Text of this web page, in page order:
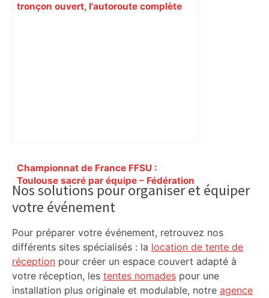
tronçon ouvert, l'autoroute complète
Championnat de France FFSU :
Toulouse sacré par équipe – Fédération
Française de Golf
Primary
Sidebar
Nos solutions pour organiser et équiper
votre événement
Pour préparer votre événement, retrouvez nos
différents sites spécialisés : la location de tente de
réception pour créer un espace couvert adapté à
votre réception, les tentes nomades pour une
installation plus originale et modulable, notre agence